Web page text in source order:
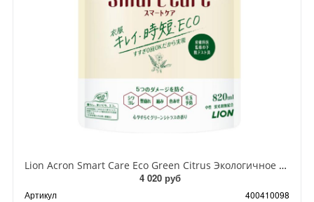
Lion Acron Smart Care Eco Green Citrus Экологичное жидкое средство для стирки деликатных тканей смягчающий с ароматом зеленых цитрусов 820 мл в мягкой упаковке
4 020 руб
Артикул
400410098